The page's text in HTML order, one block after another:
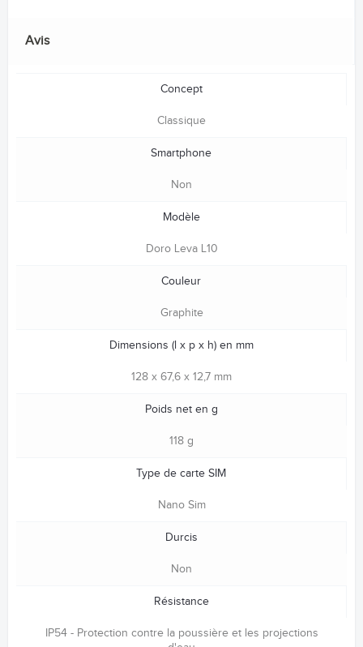
Avis
Concept
Classique
Smartphone
Non
Modèle
Doro Leva L10
Couleur
Graphite
Dimensions (l x p x h) en mm
128 x 67,6 x 12,7 mm
Poids net en g
118 g
Type de carte SIM
Nano Sim
Durcis
Non
Résistance
IP54 - Protection contre la poussière et les projections